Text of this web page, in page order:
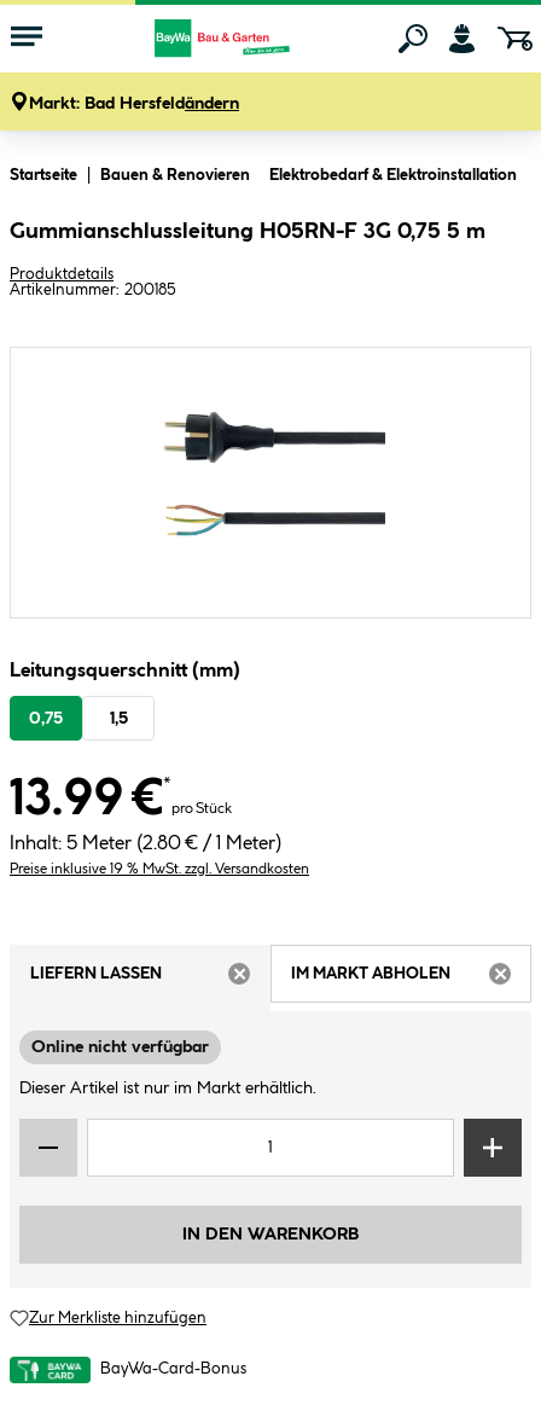
Markt: Bad Hersfeldändern
Startseite Bauen & Renovieren Elektrobedarf & Elektroinstallation
Gummianschlussleitung H05RN-F 3G 0,75 5 m
Produktdetails
Artikelnummer: 200185
Leitungsquerschnitt (mm)
0,75 1,5
13.99 €*
pro Stück
Inhalt: 5 Meter (2.80 € / 1 Meter)
Preise inklusive 19 % MwSt. zzgl. Versandkosten
LIEFERN LASSEN
IM MARKT ABHOLEN
Online nicht verfügbar
Dieser Artikel ist nur im Markt erhältlich.
IN DEN WARENKORB
Zur Merkliste hinzufügen
BayWa-Card-Bonus